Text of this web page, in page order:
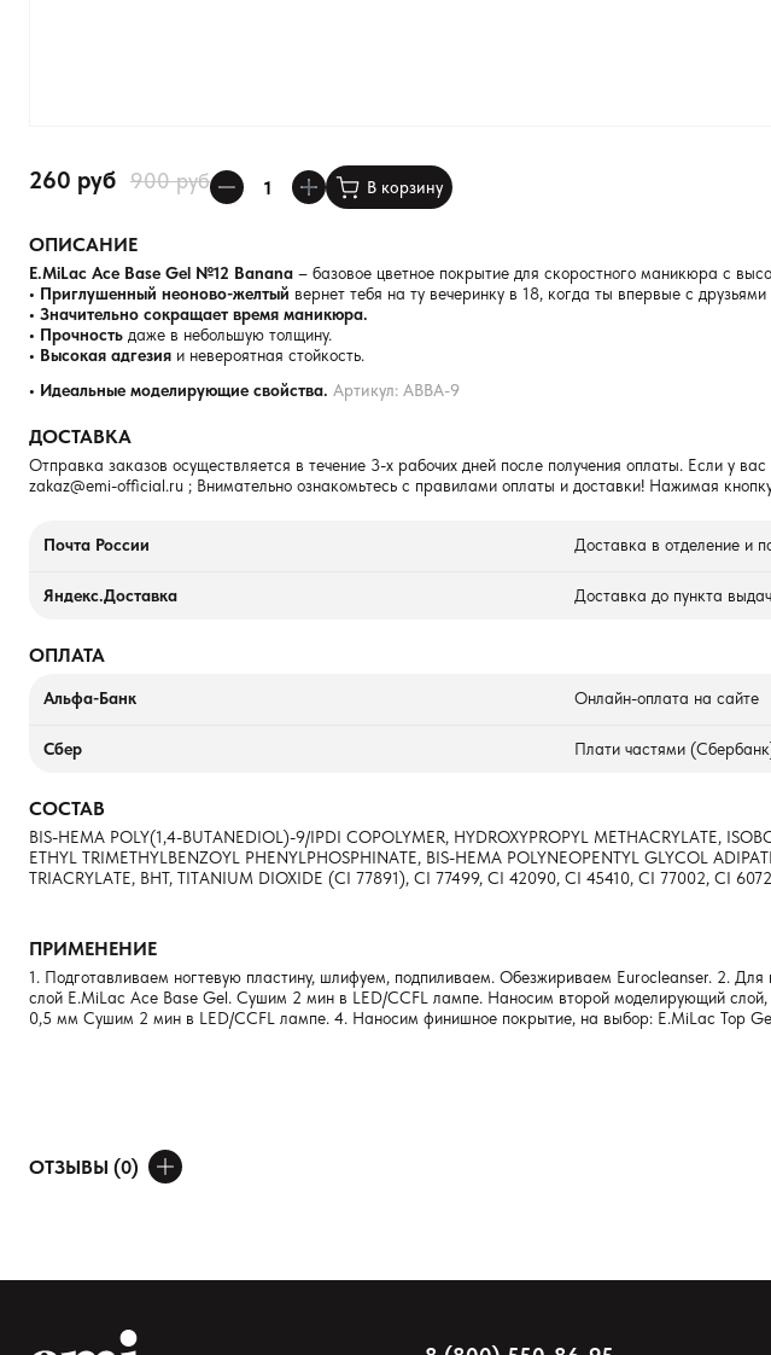
260 руб 900 руб В корзину
ОПИСАНИЕ
E.MiLac Ace Base Gel №12 Banana – базовое цветное покрытие для скоростного маникюра с
• Приглушенный неоново-желтый вернет тебя на ту вечеринку в 18, когда ты впервые с
• Значительно сокращает время маникюра.
• Прочность даже в небольшую толщину.
• Высокая адгезия и невероятная стойкость.
• Идеальные моделирующие свойства. Артикул: ABBA-9
ДОСТАВКА
Отправка заказов осуществляется в течение 3-х рабочих дней после получения оплаты. Если у
zakaz@emi-official.ru ; Внимательно ознакомьтесь с правилами оплаты и доставки! Нажимая
Почта России Доставка в отделение и
Яндекс.Доставка Доставка до пункта
ОПЛАТА
Альфа-Банк Онлайн-оплата на сайте
Сбер Плати частями
СОСТАВ
BIS-HEMA POLY(1,4-BUTANEDIOL)-9/IPDI COPOLYMER, HYDROXYPROPYL METHACRYLATE,
ETHYL TRIMETHYLBENZOYL PHENYLPHOSPHINATE, BIS-HEMA POLYNEOPENTYL GLYCOL
TRIACRYLATE, BHT, TITANIUM DIOXIDE (CI 77891), CI 77499, CI 42090, CI 45410, CI 77002, CI
ПРИМЕНЕНИЕ
1. Подготавливаем ногтевую пластину, шлифуем, подпиливаем. Обезжириваем Eurocleanser. 2.
слой E.MiLac Ace Base Gel. Сушим 2 мин в LED/CCFL лампе. Наносим второй моделирующий
0,5 мм Сушим 2 мин в LED/CCFL лампе. 4. Наносим финишное покрытие, на выбор: E.MiLac Top
ОТЗЫВЫ (0)
Ваше имя